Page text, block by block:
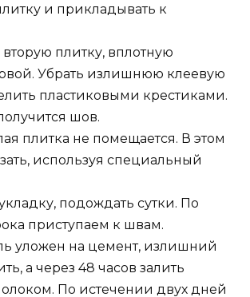
и прикладывать к
плитку, вплотную
Убрать излишнюю клеевую
пластиковыми крестиками.
шов.
плитка не помещается. В этом
используя специальный
подождать сутки. По
приступаем к швам.
уложен на цемент, излишний
а через 48 часов залить
По истечении двух дней